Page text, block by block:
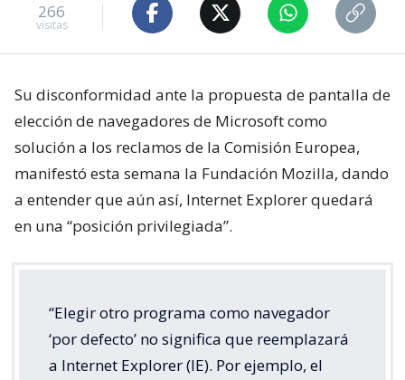
266
visitas
Su disconformidad ante la propuesta de pantalla de
elección de navegadores de Microsoft como
solución a los reclamos de la Comisión Europea,
manifestó esta semana la Fundación Mozilla, dando
a entender que aún así, Internet Explorer quedará
en una “posición privilegiada”.
“Elegir otro programa como navegador
‘por defecto’ no significa que reemplazará
a Internet Explorer (IE). Por ejemplo, el